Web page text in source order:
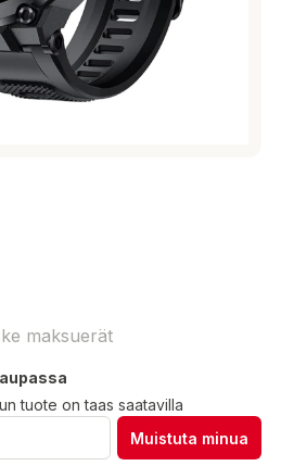
maksuerät
tuote on taas saatavilla
Muistuta minua